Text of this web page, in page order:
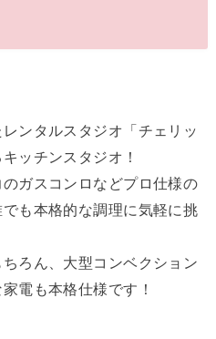
ンタルスタジオ「チェリッ
ッチンスタジオ！
ガスコンロなどプロ仕様の
も本格的な調理に気軽に挑
ろん、大型コンベクション
電も本格仕様です！